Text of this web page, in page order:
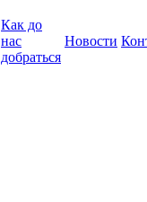
Как до
нас
добраться
Новости